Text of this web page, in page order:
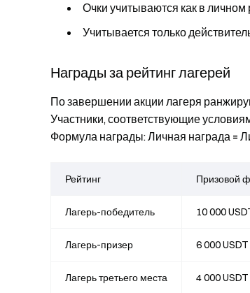
Очки учитываются как в личном
Учитывается только
Награды за рейтинг лагерей
По завершении акции лагеря
Участники, соответствующие
Формула награды:Личная награда =
Рейтинг Призовой
Лагерь-победитель 10 000
Лагерь-призер 6 000 USDT
Лагерь третьего места 4 000 USDT